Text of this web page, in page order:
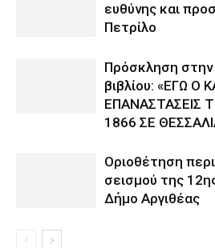
ευθύνης και
Πετρίλο
Πρόσκληση
βιβλίου: «ΕΓΩ Ο
ΕΠΑΝΑΣΤΑΣΕΙΣ
1866 ΣΕ
Οριοθέτηση
σεισμού της
Δήμο Αργιθέας